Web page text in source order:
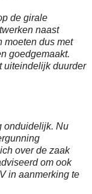
de girale
naast
moeten dus met
goedgemaakt.
uiteindelijk duurder
onduidelijk. Nu
over de zaak
om ook
in aanmerking te